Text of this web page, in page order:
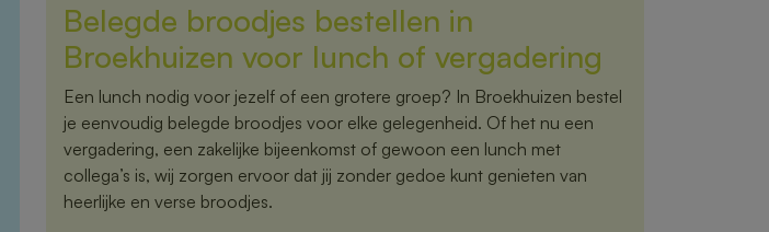
Belegde broodjes bestellen in
Broekhuizen voor lunch of vergadering
Een lunch nodig voor jezelf of een grotere groep? In Broekhuizen bestel
je eenvoudig belegde broodjes voor elke gelegenheid. Of het nu een
vergadering, een zakelijke bijeenkomst of gewoon een lunch met
collega’s is, wij zorgen ervoor dat jij zonder gedoe kunt genieten van
heerlijke en verse broodjes.